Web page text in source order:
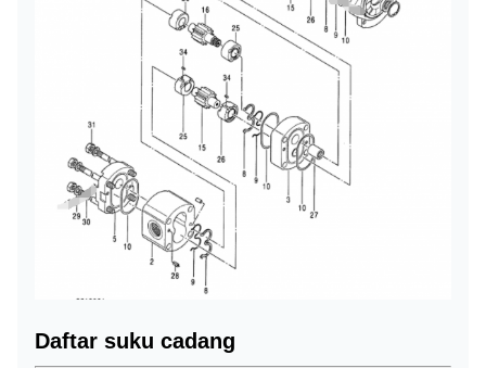
Daftar suku cadang